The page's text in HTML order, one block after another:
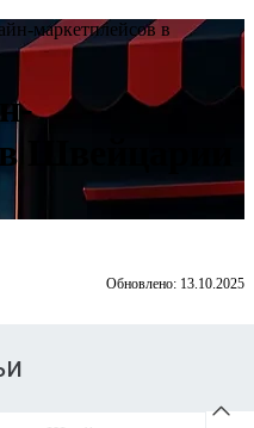
маркетплейсов в
Швейцарии
Обновлено: 13.10.2025